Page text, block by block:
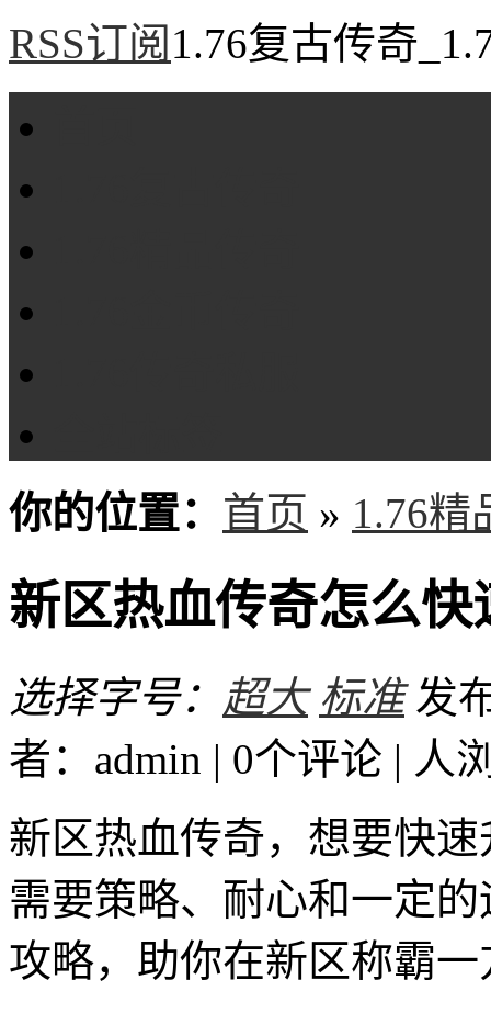
RSS订阅 1.76复古传奇
你的位置： 首页 » 1.76精
新区热血传奇怎么
选择字号： 超大 标准 发
者：admin | 0个评论 | 人
新区热血传奇，想要快
需要策略、耐心和一定
攻略，助你在新区称霸一